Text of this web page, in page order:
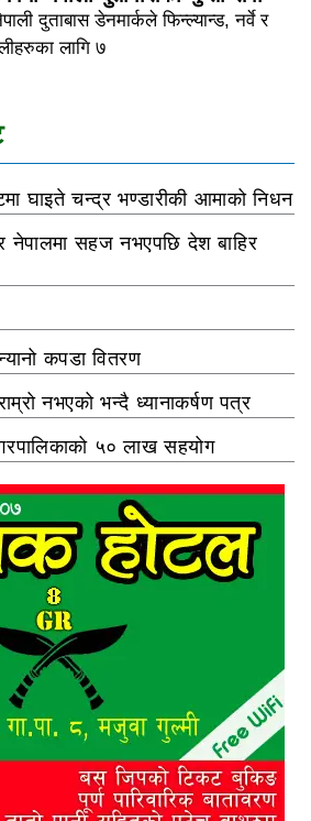
दुताबास डेनमार्कले फिन्ल्यान्ड, नर्वे र
लागि ७
घाइते चन्द्र भण्डारीकी आमाको निधन
नेपालमा सहज नभएपछि देश बाहिर
न्यानो कपडा वितरण
नभएको भन्दै ध्यानाकर्षण पत्र
५० लाख सहयोग